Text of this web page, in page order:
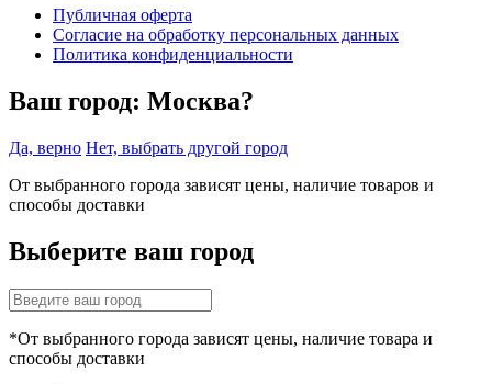
Публичная оферта
Согласие на обработку персональных данных
Политика конфиденциальности
Ваш город: Москва?
Да, верно Нет, выбрать другой город
От выбранного города зависят цены, наличие товаров и
способы доставки
Выберите ваш город
*От выбранного города зависят цены, наличие товара и
способы доставки